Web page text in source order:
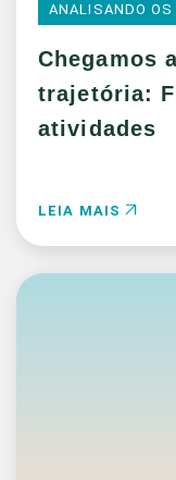
ANALISANDO OS
Chegamos
trajetória:
atividades
LEIA MAIS